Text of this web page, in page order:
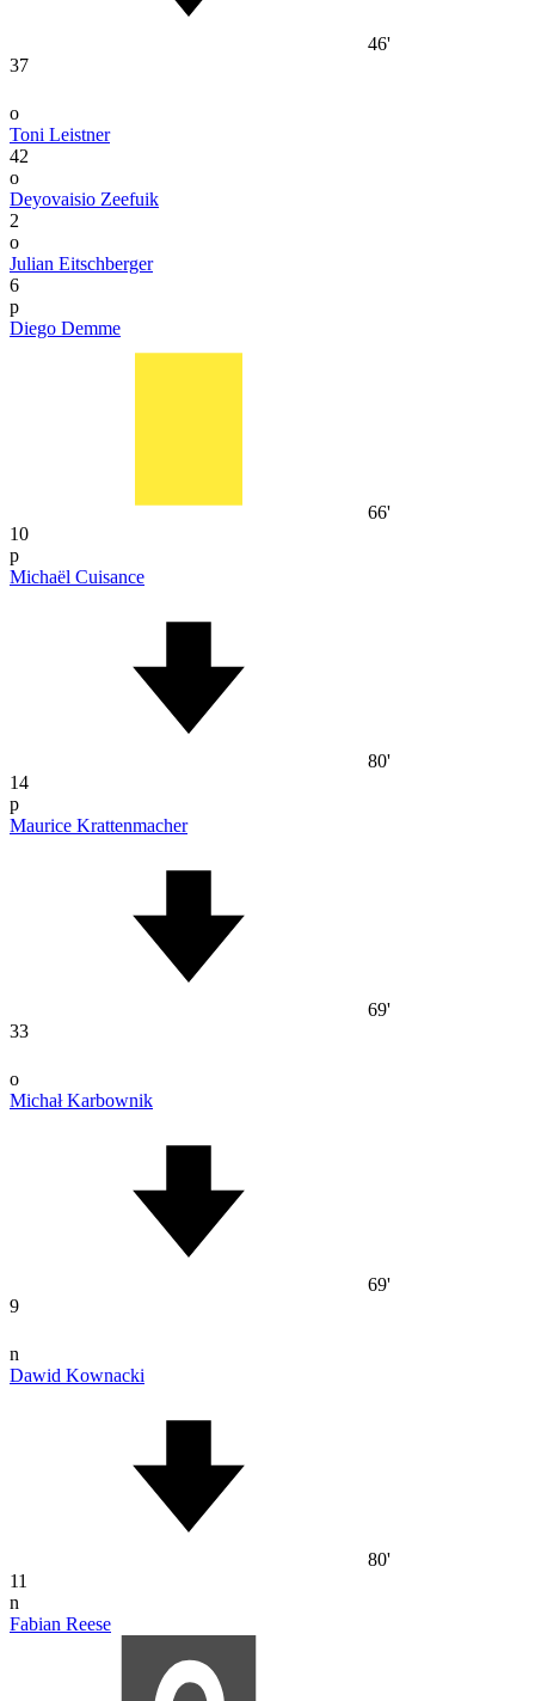
46'
37
o
Toni Leistner
42
o
Deyovaisio Zeefuik
2
o
Julian Eitschberger
6
p
Diego Demme
66'
10
p
Michaël Cuisance
80'
14
p
Maurice Krattenmacher
69'
33
o
Michał Karbownik
69'
9
n
Dawid Kownacki
80'
11
n
Fabian Reese